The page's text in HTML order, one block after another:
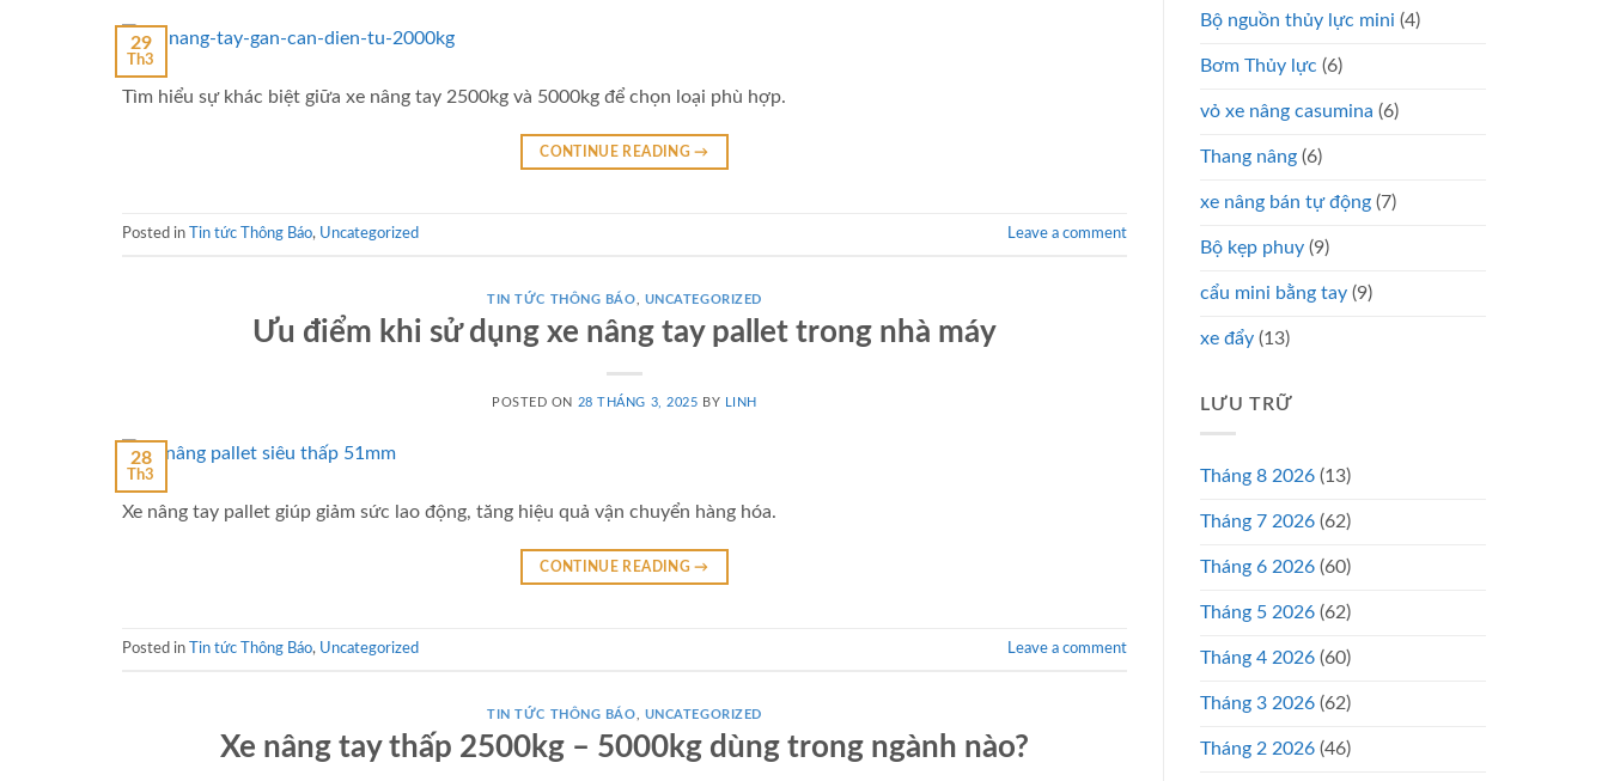
29
Th3
Tìm hiểu sự khác biệt giữa xe nâng tay 2500kg và 5000kg để chọn loại phù hợp.
CONTINUE READING→
Posted in Tin tức Thông Báo, Uncategorized Leave a comment
TIN TỨC THÔNG BÁO UNCATEGORIZED
Ưu điểm khi sử dụng xe nâng tay pallet trong nhà máy
POSTED ON 28 THÁNG 3, 2025 BY LINH
28
Th3
Xe nâng tay pallet giúp giảm sức lao động, tăng hiệu quả vận chuyển hàng hóa.
CONTINUE READING→
Posted in Tin tức Thông Báo, Uncategorized Leave a comment
TIN TỨC THÔNG BÁO UNCATEGORIZED
Xe nâng tay thấp 2500kg – 5000kg dùng trong ngành nào?
Bộ nguồn thủy lực mini (4)
Bơm Thủy lực (6)
vỏ xe nâng casumina (6)
Thang nâng (6)
xe nâng bán tự động (7)
Bộ kẹp phuy (9)
cẩu mini bằng tay (9)
xe đẩy (13)
LƯU TRỮ
Tháng 8 2026 (13)
Tháng 7 2026 (62)
Tháng 6 2026 (60)
Tháng 5 2026 (62)
Tháng 4 2026 (60)
Tháng 3 2026 (62)
Tháng 2 2026 (46)